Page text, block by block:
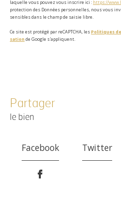
laquelle vous pouvez vous inscrire ici : https://
protection des Données personnelles, nous vous
sensibles dans le champ de saisie libre.
Ce site est protégé par reCAPTCHA, lesPolitiques
sation de Google s'appliquent.
partager
le bien
Facebook Twitter